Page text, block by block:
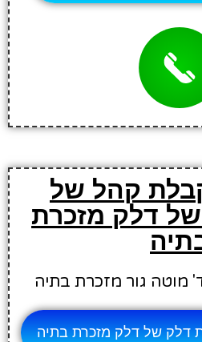
קהל של
דלק מזכרת
גור מזכרת בתיה
דלק של דלק מזכרת בתיה